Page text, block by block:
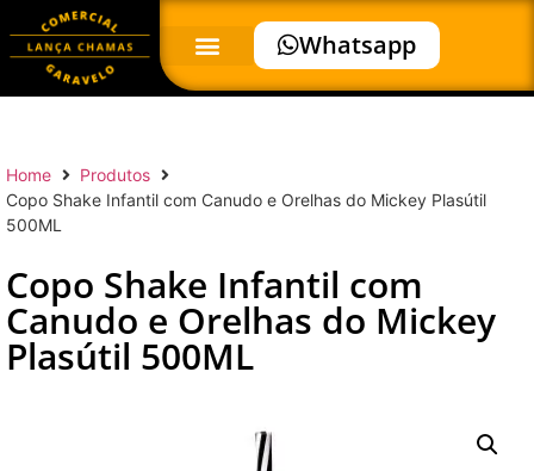
Whatsapp
Home
Produtos
Copo Shake Infantil com Canudo e Orelhas do Mickey Plasútil
500ML
Copo Shake Infantil com
Canudo e Orelhas do Mickey
Plasútil 500ML